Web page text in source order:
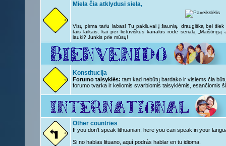
Miela čia atklydusi siela,
Visų pirma tariu labas! Tu pakliuvai į šaunią, draugišką bei
tais laikais, kai per lietuviškus kanalus rodė serialą „Maištingą
lauki? Junkis prie mūsų!
Konstitucija
Forumo taisyklės: tam kad nebūtų bardako ir visiems čia
forumo tvarka ir keliomis svarbiomis taisyklėmis, esančiomis
Other countries
If you don't speak lithuanian, here you can speak in your
Si no hablas lituano, aquí podrás hablar en tu idioma.